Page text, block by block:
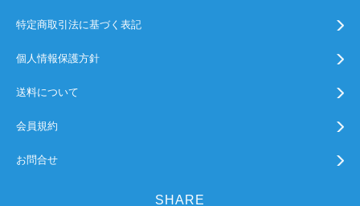
特定商取引法に基づく表記
個人情報保護方針
送料について
会員規約
お問合せ
SHARE